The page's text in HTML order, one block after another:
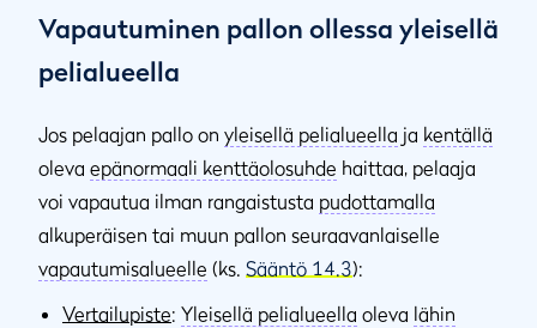
Vapautuminen pallon ollessa yleisellä
pelialueella
Jos pelaajan pallo on yleisellä pelialueella ja kentällä
oleva epänormaali kenttäolosuhde haittaa, pelaaja
voi vapautua ilman rangaistusta pudottamalla
alkuperäisen tai muun pallon seuraavanlaiselle
vapautumisalueelle (ks. Sääntö 14.3):
Vertailupiste: Yleisellä pelialueella oleva lähin